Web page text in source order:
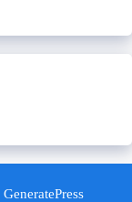
GeneratePress